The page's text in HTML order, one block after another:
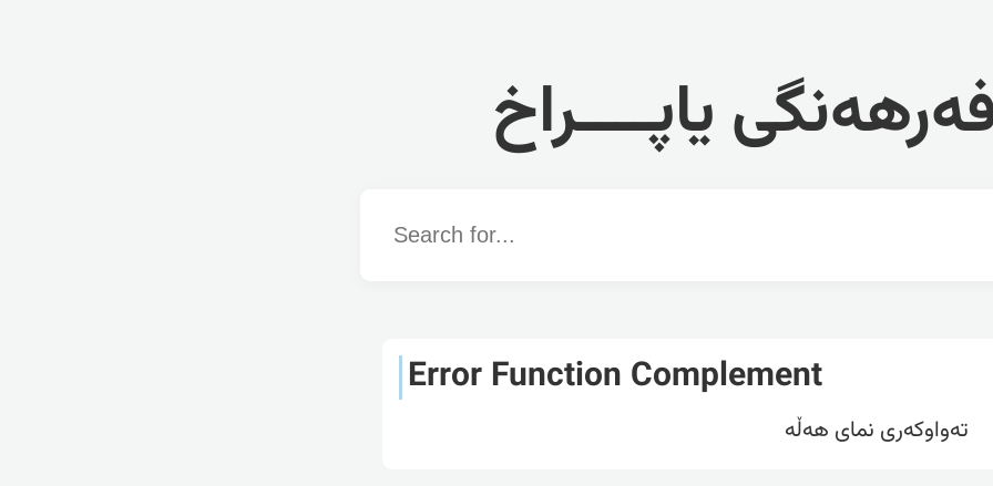
یاپــــراخ
Word
Error Function Complement
تەواوکەری نمای هەڵە